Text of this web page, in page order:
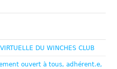
DU WINCHES CLUB
ouvert à tous, adhérent.e,